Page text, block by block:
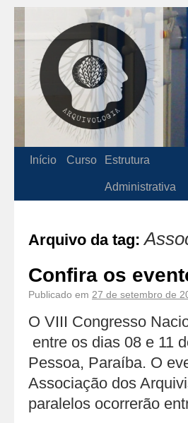
Início Curso Estrutura
Administrativa
Arquivo da tag:
Confira os
Publicado em 27 de setembro de
O VIII Congresso
entre os dias 08 e 11
Pessoa, Paraíba. O
Associação dos
paralelos ocorrerão